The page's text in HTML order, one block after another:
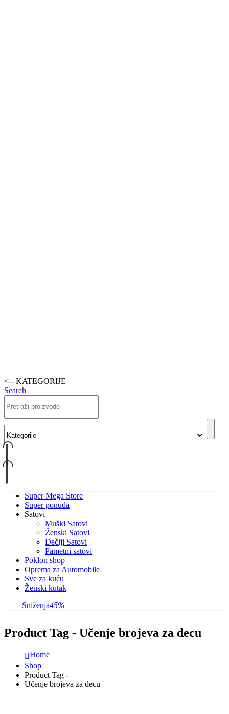
<-- KATEGORIJE
Search
Super Mega Store
Super ponuda
Satovi
Muški Satovi
Ženski Satovi
Dečiji Satovi
Pametni satovi
Poklon shop
Oprema za Automobile
Sve za kuću
Ženski kutak
Sniženja45%
Product Tag - Učenje brojeva za decu
Home
Shop
Product Tag -
Učenje brojeva za decu